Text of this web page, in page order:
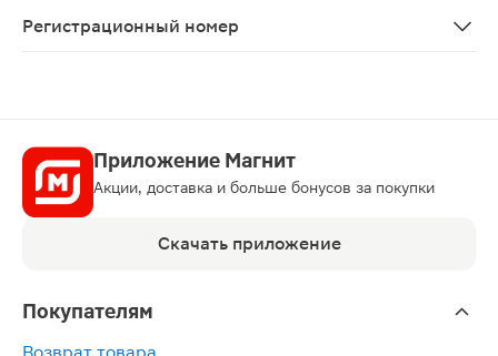
Регистрационный номер
Приложение Магнит
Акции, доставка и больше бонусов за покупки
Скачать приложение
Покупателям